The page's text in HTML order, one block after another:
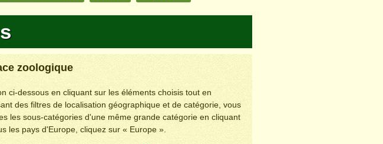
zoologique
ci-dessous en cliquant sur les éléments choisis tout en
des filtres de localisation géographique et de catégorie, vous
les sous-catégories d'une même grande catégorie en cliquant
les pays d'Europe, cliquez sur « Europe ».